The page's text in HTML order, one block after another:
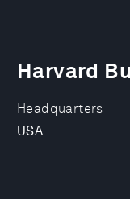
Headquarters
USA
Harvard